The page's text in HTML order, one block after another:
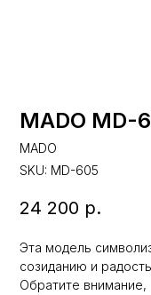
MADO MD-
MADO
SKU: MD-605
24 200 р.
Эта модель
созиданию и
Обратите